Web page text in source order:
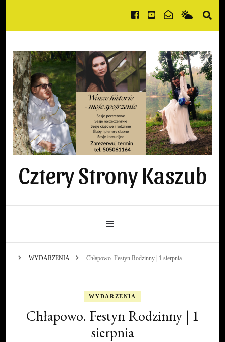
Cztery Strony Kaszub
WYDARZENIA Chłapowo. Festyn Rodzinny | 1 sierpnia
WYDARZENIA
Chłapowo. Festyn Rodzinny | 1
sierpnia